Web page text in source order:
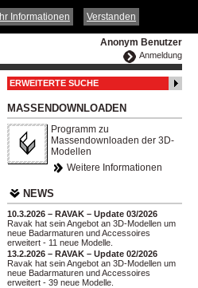
ENGLISH DEUTSCH
Anonym Benutzer
Anmeldung
ERWEITERTE SUCHE
MASSENDOWNLOADEN
Programm zu
Massendownloaden der 3D-
Modellen
Weitere Informationen
NEWS
10.3.2026 – RAVAK – Update 03/2026
Ravak hat sein Angebot an 3D-Modellen um
neue Badarmaturen und Accessoires
erweitert - 11 neue Modelle.
13.2.2026 – RAVAK – Update 02/2026
Ravak hat sein Angebot an 3D-Modellen um
neue Badarmaturen und Accessoires
erweitert - 39 neue Modelle.
Informationen Verstanden